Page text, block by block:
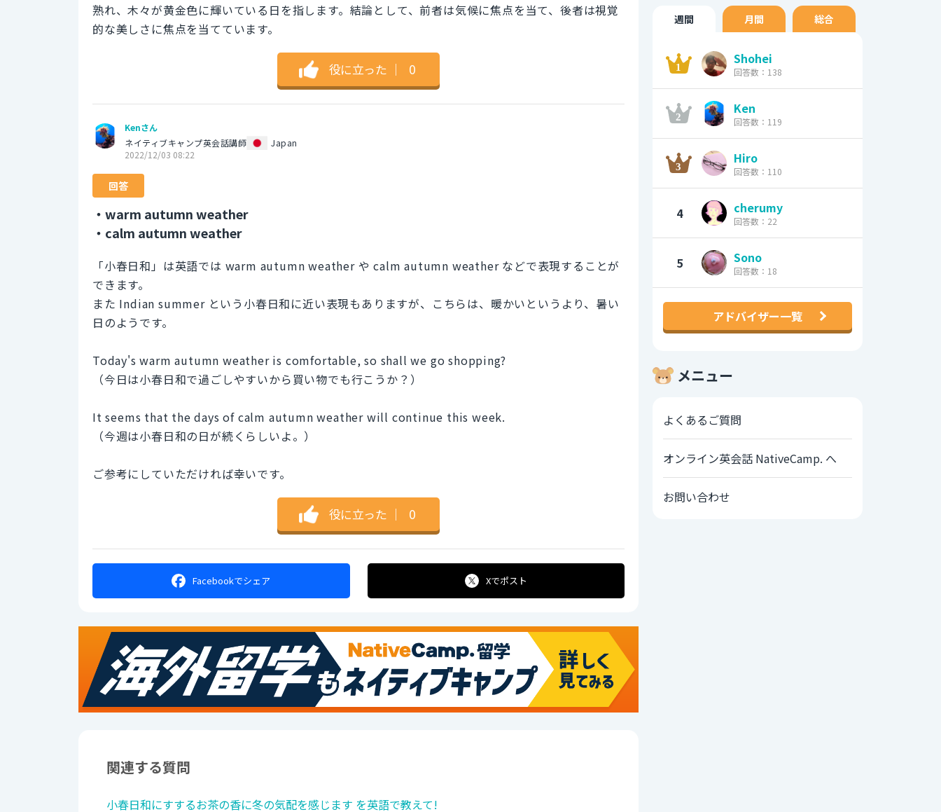
熟れ、木々が黄金色に輝いている日を指します。結論として、前者は気候に焦点を当て、後者は視覚
的な美しさに焦点を当てています。
役に立った ｜ 0
Kenさん
ネイティブキャンプ英会話講師
Japan
2022/12/03 08:22
回答
・warm autumn weather
・calm autumn weather
「小春日和」は英語では warm autumn weather や calm autumn weather などで表現することが
できます。
また Indian summer という小春日和に近い表現もありますが、こちらは、暖かいというより、暑い
日のようです。
Today's warm autumn weather is comfortable, so shall we go shopping?
（今日は小春日和で過ごしやすいから買い物でも行こうか？）
It seems that the days of calm autumn weather will continue this week.
（今週は小春日和の日が続くらしいよ。）
ご参考にしていただければ幸いです。
役に立った ｜ 0
Facebookでシェア Xでポスト
関連する質問
小春日和にすするお茶の香に冬の気配を感じます を英語で教えて!
週間 月間 総合
Shohei
回答数：138
Ken
回答数：119
Hiro
回答数：110
4 cherumy
回答数：22
5 Sono
回答数：18
アドバイザー一覧
メニュー
よくあるご質問
オンライン英会話 NativeCamp. へ
お問い合わせ